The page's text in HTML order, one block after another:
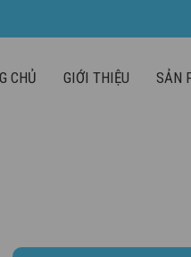
CHỦ GIỚI THIỆU SẢN